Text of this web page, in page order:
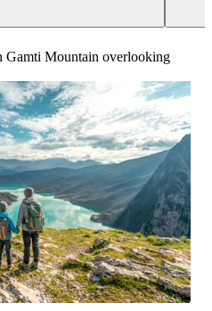
Gamti Mountain overlooking